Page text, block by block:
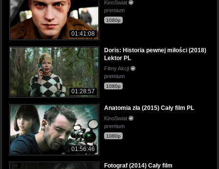
01:41:08
KinoSwiat
premium
1080p
01:28:57
Doris: Historia pewnej miłości (2018)
Lektor PL
Filmy Akcji
premium
1080p
01:56:46
Anatomia zła (2015) Cały film PL
KinoSwiat
premium
1080p
Fotograf (2014) Cały film